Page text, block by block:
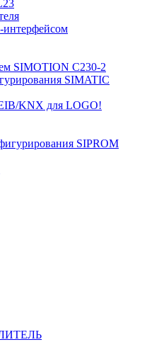
интерфейсом
SIMOTION C230-2
SIMATIC
KNX для LOGO!
SIPROM